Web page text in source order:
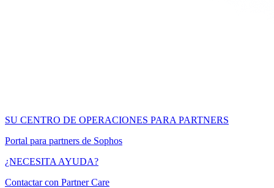
SU CENTRO DE OPERACIONES PARA PARTNERS
Portal para partners de Sophos
¿NECESITA AYUDA?
Contactar con Partner Care